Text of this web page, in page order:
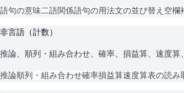
語句の意味二語関係語句の用法文の並び替え 空欄
非言語（計数）
推論、順列・組み合わせ、確率、損益算、速度
推論順列・組み合わせ確率損益算速度算表の読み